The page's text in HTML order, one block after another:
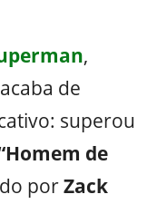
,
de
superou
de
porZack